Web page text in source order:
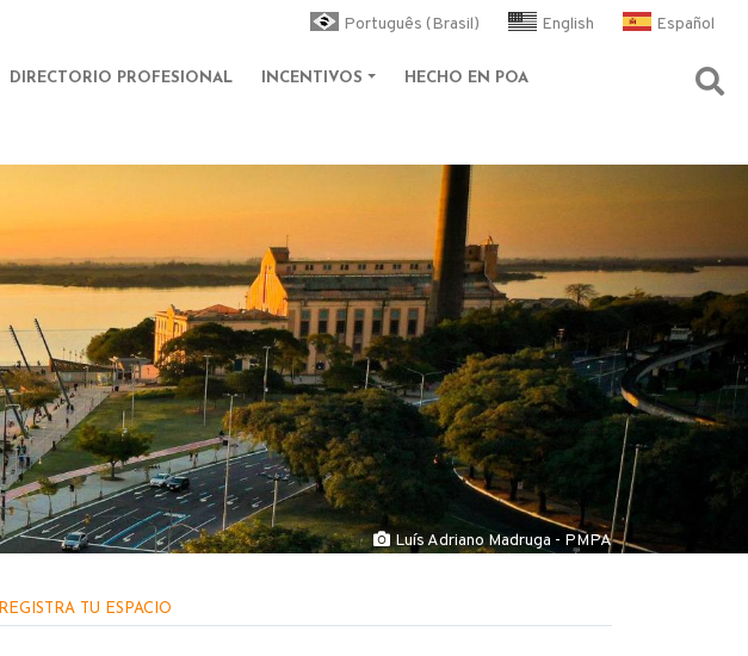
Português (Brasil) English Español
DIRECTORIO PROFESIONAL INCENTIVOS HECHO EN POA
Luís Adriano Madruga - PMPA
REGISTRA TU ESPACIO